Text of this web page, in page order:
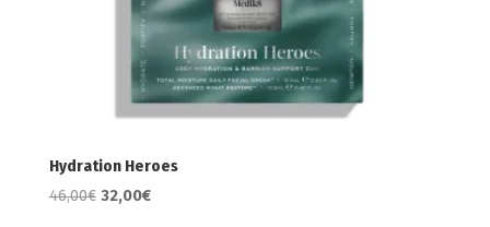
Hydration Heroes
46,00€ Original
32,00€Η